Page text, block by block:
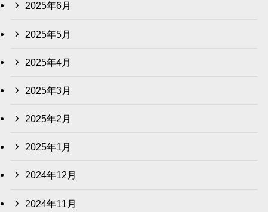
2025年6月
2025年5月
2025年4月
2025年3月
2025年2月
2025年1月
2024年12月
2024年11月